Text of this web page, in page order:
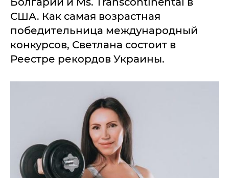
США. Как самая возрастная
победительница международный
конкурсов, Светлана состоит в
Реестре рекордов Украины.